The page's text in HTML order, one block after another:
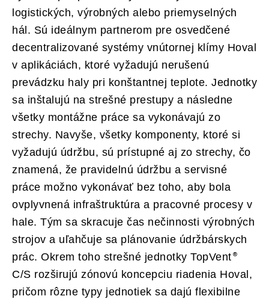
logistických, výrobných alebo priemyselných
hál. Sú ideálnym partnerom pre osvedčené
decentralizované systémy vnútornej klímy Hoval
v aplikáciách, ktoré vyžadujú nerušenú
prevádzku haly pri konštantnej teplote. Jednotky
sa inštalujú na strešné prestupy a následne
všetky montážne práce sa vykonávajú zo
strechy. Navyše, všetky komponenty, ktoré si
vyžadujú údržbu, sú prístupné aj zo strechy, čo
znamená, že pravidelnú údržbu a servisné
práce možno vykonávať bez toho, aby bola
ovplyvnená infraštruktúra a pracovné procesy v
hale. Tým sa skracuje čas nečinnosti výrobných
strojov a uľahčuje sa plánovanie údržbárskych
prác. Okrem toho strešné jednotky TopVent
C/S rozširujú zónovú koncepciu riadenia Hoval,
pričom rôzne typy jednotiek sa dajú flexibilne